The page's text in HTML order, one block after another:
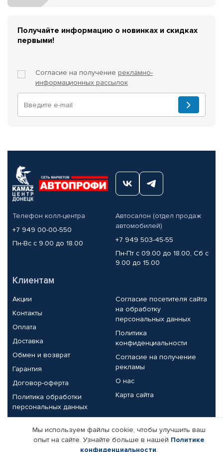
Получайте информацию о новинках и скидках
первыми!
Согласие на получение рекламно-
информационных рассылок
Телефон колл-центра
+7 949 00-00-550
Пн-Вс с 9.00 до 18.00
Автосалон (отдел продаж
автомобилей)
+7 949 503-45-55
Пн-Пт с 09.00 до 18.00, Сб с
9.00 до 15.00
Клиентам
Акции
Контакты
Оплата
Доставка
Обмен и возврат
Гарантия
Договор-оферта
Политика обработки
персональных данных
Согласие посетителя сайта
на обработку
персональных данных
Политика
конфиденциальности
Согласие на получение
рекламы
О нас
Карта сайта
Партнерам
Корпоративным клиентам Реквизиты компании
Мы используем файлы cookie, чтобы улучшить ваш
опыт на сайте. Узнайте больше в нашей Политике
конфиденциальности.